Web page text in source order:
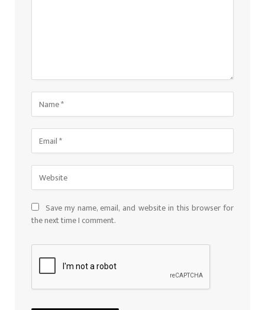
Save my name, email, and website in this browser for
the next time I comment.